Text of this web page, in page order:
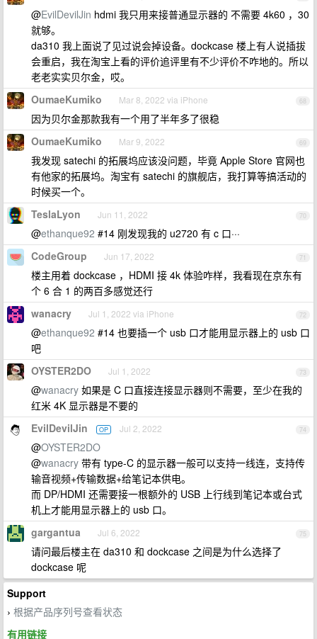
@EvilDevilJin hdmi 我只用来接普通显示器的 不需要 4k60 ，30
就够。
da310 我上面说了见过说会掉设备。dockcase 楼上有人说插拔
会重启，我在淘宝上看的评价追评里有不少评价不咋地的。所以
老老实实贝尔金，哎。
68
OumaeKumiko Mar 8, 2022 via iPhone
因为贝尔金那款我有一个用了半年多了很稳
69
OumaeKumiko Mar 9, 2022
我发现 satechi 的拓展坞应该没问题，毕竟 Apple Store 官网也
有他家的拓展坞。淘宝有 satechi 的旗舰店，我打算等搞活动的
时候买一个。
70
TeslaLyon Jun 11, 2022
@ethanque92 #14 刚发现我的 u2720 有 c 口···
71
CodeGroup Jun 17, 2022
楼主用着 dockcase ，HDMI 接 4k 体验咋样，我看现在京东有
个 6 合 1 的两百多感觉还行
72
wanacry Jul 1, 2022 via iPhone
@ethanque92 #14 也要插一个 usb 口才能用显示器上的 usb 口
吧
73
OYSTER2DO Jul 1, 2022
@wanacry 如果是 C 口直接连接显示器则不需要，至少在我的
红米 4K 显示器是不要的
74
EvilDevilJin OP Jul 2, 2022
@OYSTER2DO
@wanacry 带有 type-C 的显示器一般可以支持一线连，支持传
输音视频+传输数据+给笔记本供电。
而 DP/HDMI 还需要接一根额外的 USB 上行线到笔记本或台式
机上才能用显示器上的 usb 口。
75
gargantua Jul 6, 2022
请问最后楼主在 da310 和 dockcase 之间是为什么选择了
dockcase 呢
Support
› 根据产品序列号查看状态
有用链接